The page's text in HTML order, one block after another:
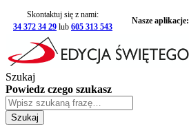
Skontaktuj się z nami:
34 372 34 29 lub 605 313 543
Nasze aplikacje:
Szukaj
Powiedz czego szukasz
Szukaj